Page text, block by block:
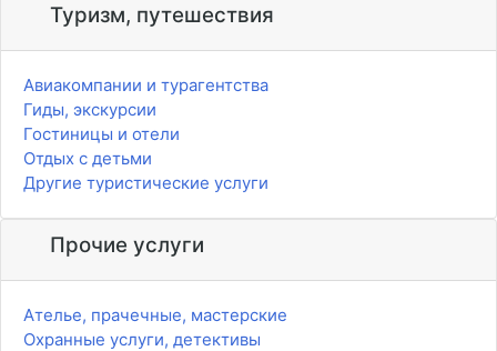
Туризм, путешествия
Авиакомпании и турагентства
Гиды, экскурсии
Гостиницы и отели
Отдых с детьми
Другие туристические услуги
Прочие услуги
Ателье, прачечные, мастерские
Охранные услуги, детективы